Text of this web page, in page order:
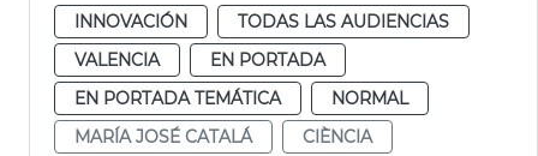
INNOVACIÓN
TODAS LAS AUDIENCIAS
VALENCIA
EN PORTADA
EN PORTADA TEMÁTICA
NORMAL
MARÍA JOSÉ CATALÁ
CIÈNCIA